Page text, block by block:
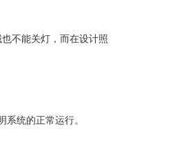
不能关灯，而在设计照
统的正常运行。